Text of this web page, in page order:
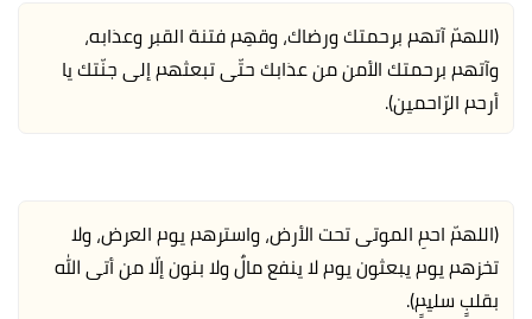
(اللهمّ آتهم برحمتك ورضاك، وقهِم فتنة القبر وعذابه،
وآتهم برحمتك الأمن من عذابك حتّى تبعثهم إلى جنّتك يا
أرحم الرّاحمين).
(اللهمّ احمِ الموتى تحت الأرض، واسترهم يوم العرض، ولا
تخزهم يوم يبعثون يوم لا ينفع مالٌ ولا بنون إلّا من أتى الله
بقلبٍ سليمٍ).